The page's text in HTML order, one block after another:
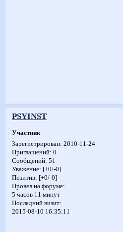
PSYINST
Участник
Зарегистрирован: 2010-11-24
Приглашений: 0
Сообщений: 51
Уважение: [+0/-0]
Позитив: [+0/-0]
Провел на форуме:
5 часов 11 минут
Последний визит:
2015-08-10 16:35:11